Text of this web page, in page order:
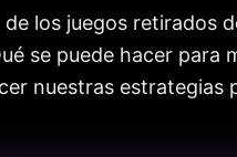
de los juegos retirados
se puede hacer para
nuestras estrategias